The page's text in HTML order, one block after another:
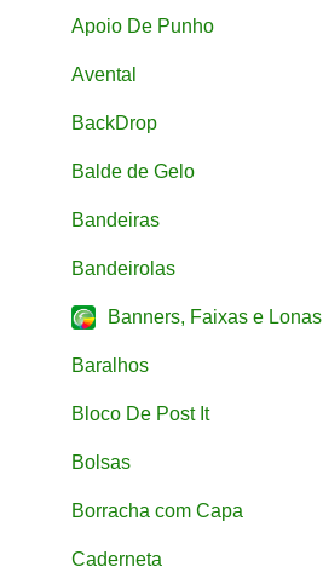
Apoio De Punho
Avental
BackDrop
Balde de Gelo
Bandeiras
Bandeirolas
Banners, Faixas e Lonas
Baralhos
Bloco De Post It
Bolsas
Borracha com Capa
Caderneta